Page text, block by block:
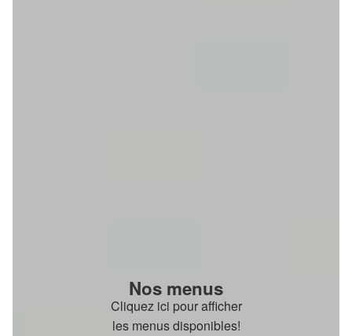
Nos menus
Cliquez ici pour afficher
les menus disponibles!